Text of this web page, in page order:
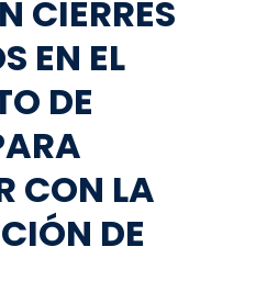
CIERRES
EN EL
DE
CON LA
DE